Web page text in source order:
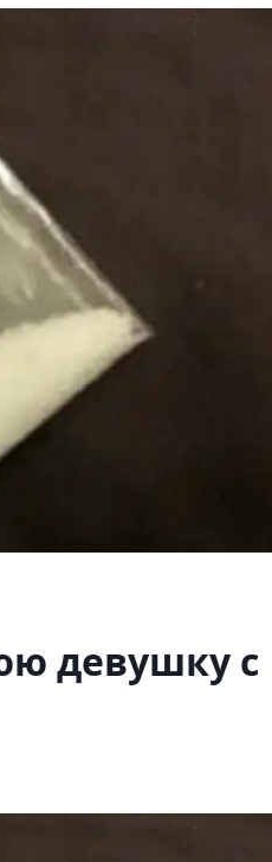
девушку с